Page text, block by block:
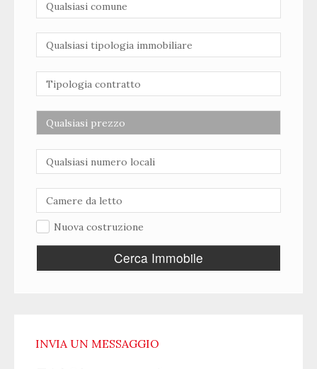
Nuova costruzione
Cerca Immobile
INVIA UN MESSAGGIO